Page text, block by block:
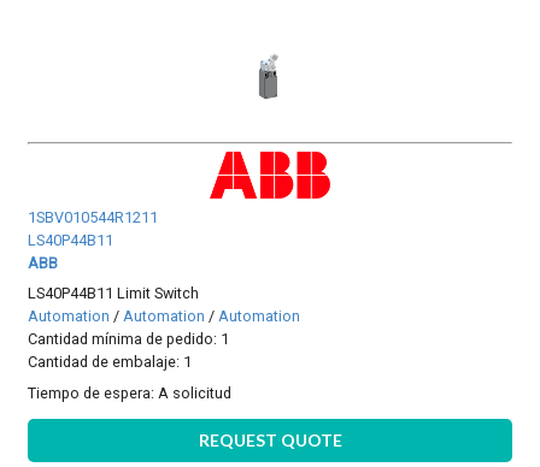
1SBV010544R1211
LS40P44B11
ABB
LS40P44B11 Limit Switch
Automation /Automation /Automation
Cantidad mínima de pedido: 1
Cantidad de embalaje: 1
Tiempo de espera: A solicitud
REQUEST QUOTE